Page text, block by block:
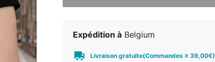
Expédition à Belgium
Livraison gratuite(Commandes ≥ 39,00€)